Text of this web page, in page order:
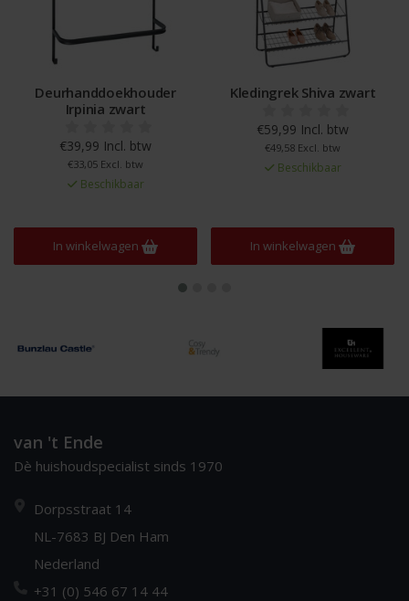
Deurhanddoekhouder
Irpinia zwart
€39,99 Incl. btw
€33,05 Excl. btw
Beschikbaar
In winkelwagen
Kledingrek Shiva zwart
€59,99 Incl. btw
€49,58 Excl. btw
Beschikbaar
In winkelwagen
van 't Ende
Dè huishoudspecialist sinds 1970
Dorpsstraat 14
NL-7683 BJ Den Ham
Nederland
+31 (0) 546 67 14 44